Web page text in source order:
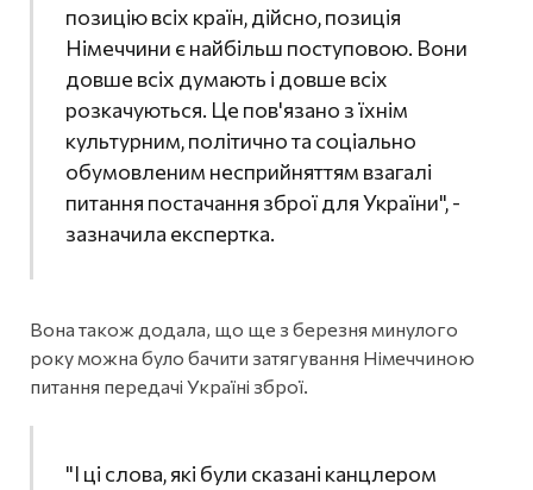
позицію всіх країн, дійсно, позиція
Німеччини є найбільш поступовою. Вони
довше всіх думають і довше всіх
розкачуються. Це пов'язано з їхнім
культурним, політично та соціально
обумовленим несприйняттям взагалі
питання постачання зброї для України", -
зазначила експертка.
Вона також додала, що ще з березня минулого
року можна було бачити затягування Німеччиною
питання передачі Україні зброї.
"І ці слова, які були сказані канцлером